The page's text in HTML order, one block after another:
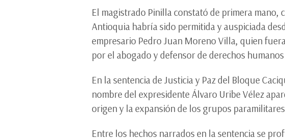
El magistrado Pinilla constató de primera
Antioquia habría sido permitida y auspiciada
empresario Pedro Juan Moreno Villa, quien
por el abogado y defensor de derechos
En la sentencia de Justicia y Paz del Bloque
nombre del expresidente Álvaro Uribe Vélez
origen y la expansión de los grupos
Entre los hechos narrados en la sentencia se